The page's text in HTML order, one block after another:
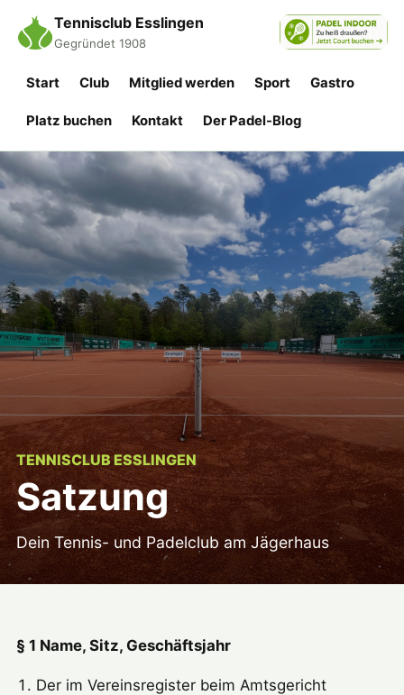
Tennisclub Esslingen
Gegründet 1908
Start Club Mitglied werden Sport Gastro
Platz buchen Kontakt Der Padel-Blog
TENNISCLUB ESSLINGEN
Satzung
Dein Tennis- und Padelclub am Jägerhaus
§ 1 Name, Sitz, Geschäftsjahr
Der im Vereinsregister beim Amtsgericht